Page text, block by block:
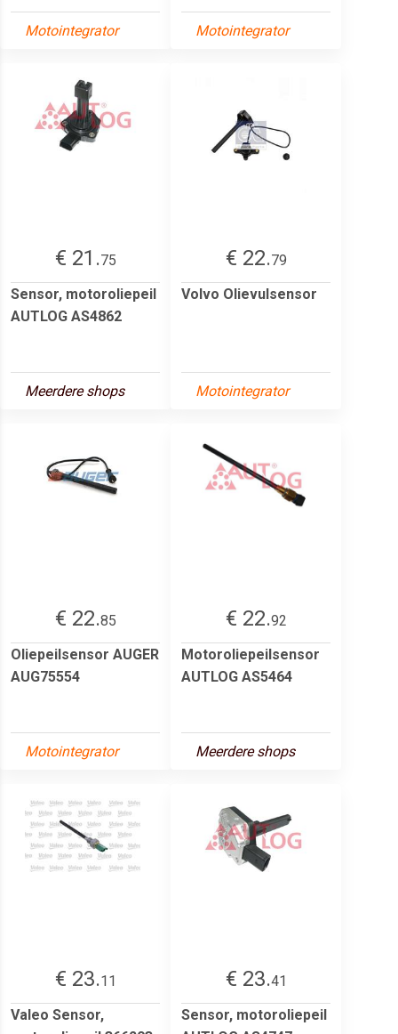
Motointegrator Motointegrator
€ 21.75
Sensor, motoroliepeil
AUTLOG AS4862
Meerdere shops
€ 22.79
Volvo Olievulsensor
Motointegrator
€ 22.85
Oliepeilsensor AUGER
AUG75554
Motointegrator
€ 22.92
Motoroliepeilsensor
AUTLOG AS5464
Meerdere shops
€ 23.11
Valeo Sensor,
€ 23.41
Sensor, motoroliepeil